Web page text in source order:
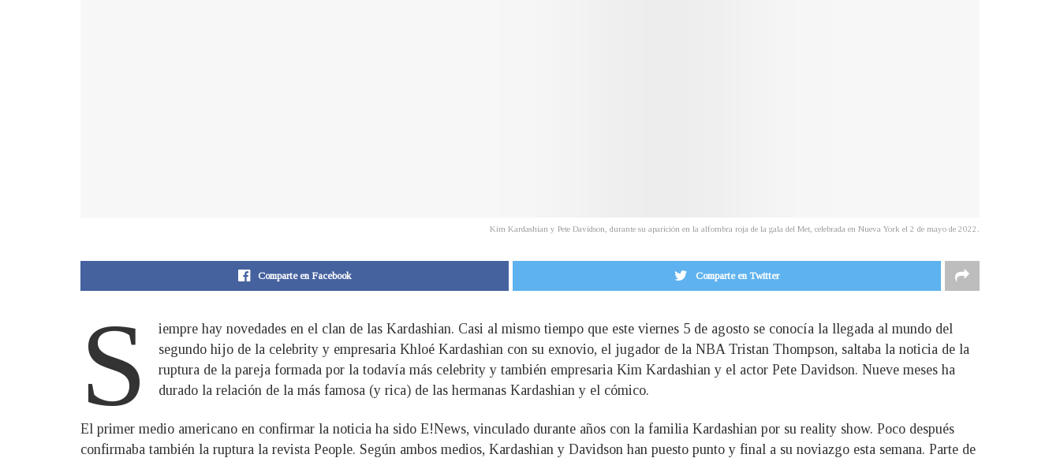
Kim Kardashian y Pete Davidson, durante su aparición en la alfombra roja de la gala del Met, celebrada en Nueva York el 2 de mayo de 2022.
Comparte en Facebook Comparte en Twitter
S
iempre hay novedades en el clan de las Kardashian. Casi al mismo tiempo que este viernes 5 de agosto se conocía la llegada al mundo del
segundo hijo de la celebrity y empresaria Khloé Kardashian con su exnovio, el jugador de la NBA Tristan Thompson, saltaba la noticia de la
ruptura de la pareja formada por la todavía más celebrity y también empresaria Kim Kardashian y el actor Pete Davidson. Nueve meses ha
durado la relación de la más famosa (y rica) de las hermanas Kardashian y el cómico.
El primer medio americano en confirmar la noticia ha sido E!News, vinculado durante años con la familia Kardashian por su reality show. Poco después
confirmaba también la ruptura la revista People. Según ambos medios, Kardashian y Davidson han puesto punto y final a su noviazgo esta semana. Parte de